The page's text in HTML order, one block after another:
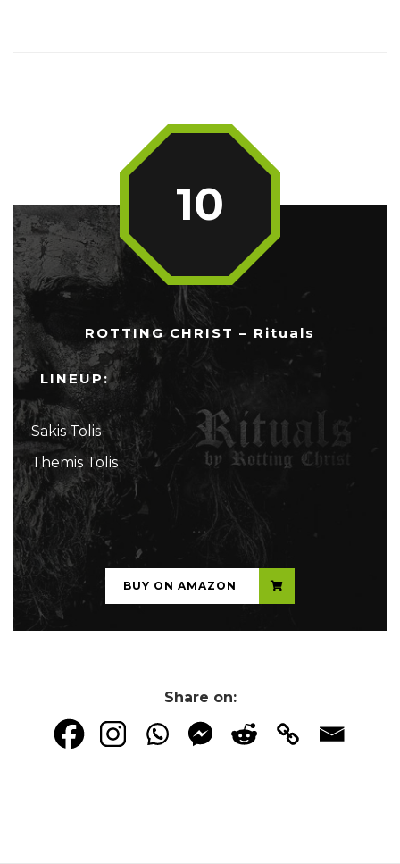
ROTTING CHRIST – Rituals
LINEUP:
Sakis Tolis
Themis Tolis
10
...
BUY ON AMAZON
Share on: